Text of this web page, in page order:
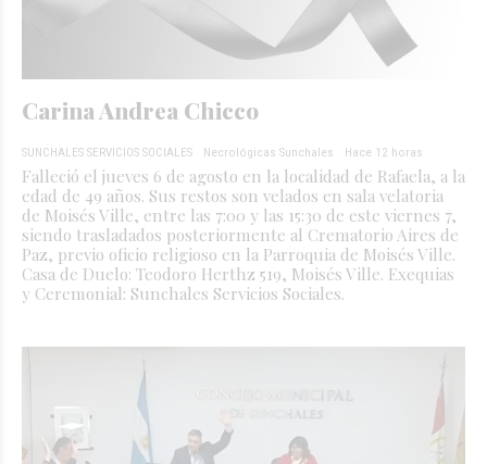
Carina Andrea Chicco
SUNCHALES SERVICIOS SOCIALES Necrológicas Sunchales Hace 12 horas
Falleció el jueves 6 de agosto en la localidad de Rafaela, a la
edad de 49 años. Sus restos son velados en sala velatoria
de Moisés Ville, entre las 7:00 y las 15:30 de este viernes 7,
siendo trasladados posteriormente al Crematorio Aires de
Paz, previo oficio religioso en la Parroquia de Moisés Ville.
Casa de Duelo: Teodoro Herthz 519, Moisés Ville. Exequias
y Ceremonial: Sunchales Servicios Sociales.